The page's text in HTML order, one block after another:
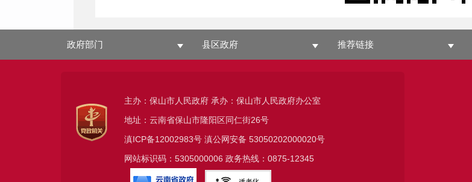
政府部门 县区政府 推荐链接
主办：保山市人民政府 承办：保山市人民政府办公室
地址：云南省保山市隆阳区同仁街26号
滇ICP备12002983号滇公网安备 53050202000020号
网站标识码：5305000006 政务热线：0875-12345